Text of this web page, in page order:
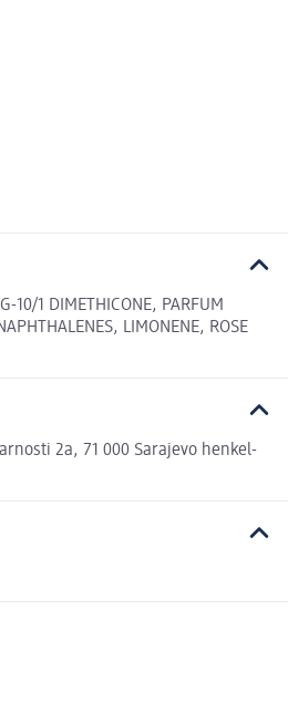
10/1 DIMETHICONE, PARFUM
LIMONENE, ROSE
2a, 71 000 Sarajevo henkel-